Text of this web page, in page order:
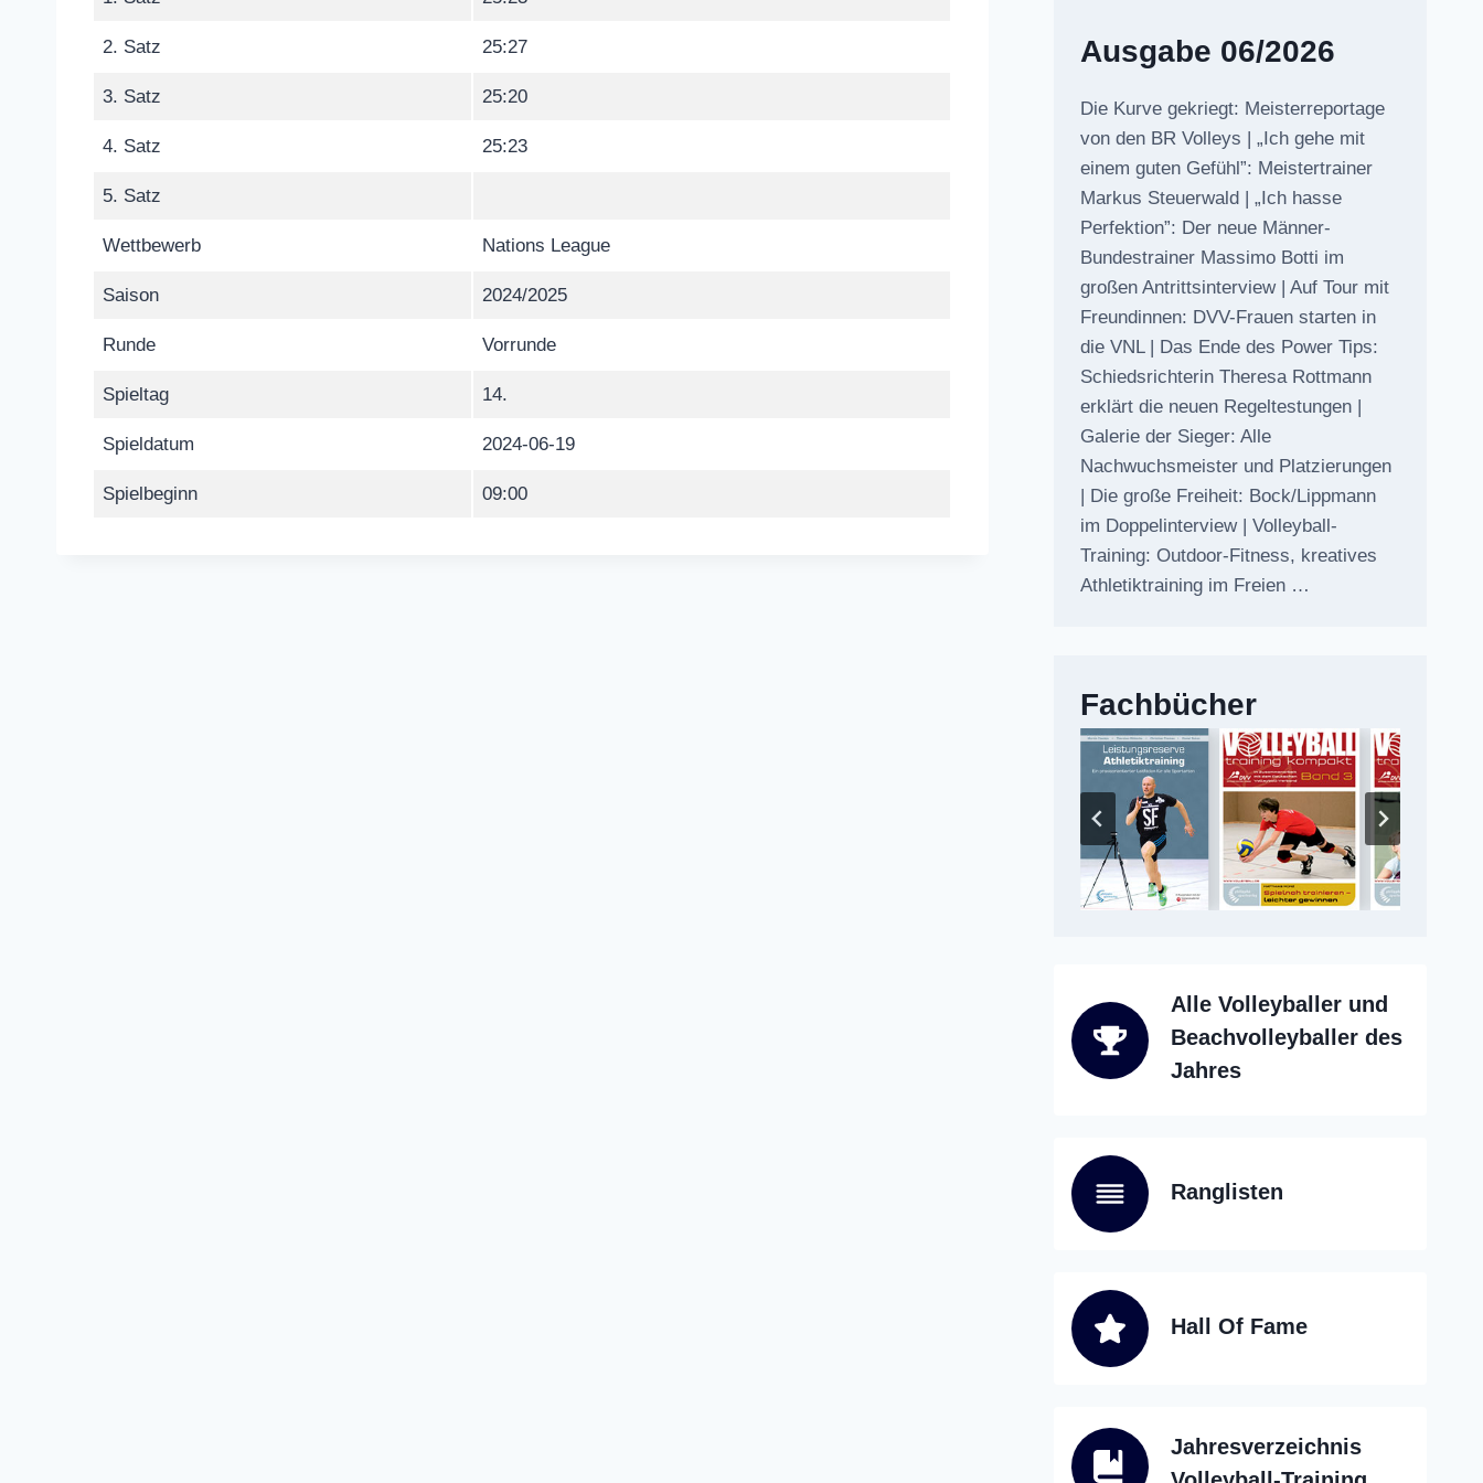
2. Satz 25:27
3. Satz 25:20
4. Satz 25:23
5. Satz
Wettbewerb Nations League
Saison 2024/2025
Runde Vorrunde
Spieltag 14.
Spieldatum 2024-06-19
Spielbeginn 09:00
Ausgabe 06/2026
Die Kurve gekriegt: Meisterreportage
von den BR Volleys | „Ich gehe mit
einem guten Gefühl”: Meistertrainer
Markus Steuerwald | „Ich hasse
Perfektion”: Der neue Männer-
Bundestrainer Massimo Botti im
großen Antrittsinterview | Auf Tour mit
Freundinnen: DVV-Frauen starten in
die VNL | Das Ende des Power Tips:
Schiedsrichterin Theresa Rottmann
erklärt die neuen Regeltestungen |
Galerie der Sieger: Alle
Nachwuchsmeister und Platzierungen
| Die große Freiheit: Bock/Lippmann
im Doppelinterview | Volleyball-
Training: Outdoor-Fitness, kreatives
Athletiktraining im Freien …
Fachbücher
Alle Volleyballer und
Beachvolleyballer des
Jahres
Ranglisten
Hall Of Fame
Jahresverzeichnis